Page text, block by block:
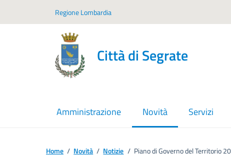
Regione Lombardia
Città di Segrate
Amministrazione Novità
menu selezionato
Servizi
Home / Novità / Notizie / Piano di Governo del Territorio